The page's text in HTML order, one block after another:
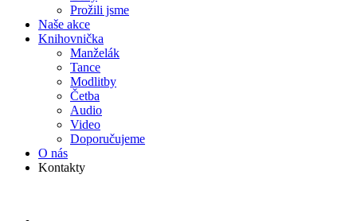
Prožili jsme
Naše akce
Knihov­nička
Manželák
Tance
Modlitby
Četba
Audio
Video
Doporu­čujeme
O nás
Kontakty